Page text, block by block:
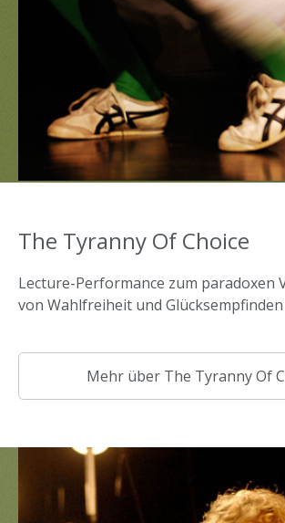
The Tyranny Of Choice
Lecture-Performance zum paradoxen
von Wahlfreiheit und Glücksempfinden
Mehr über The Tyranny Of